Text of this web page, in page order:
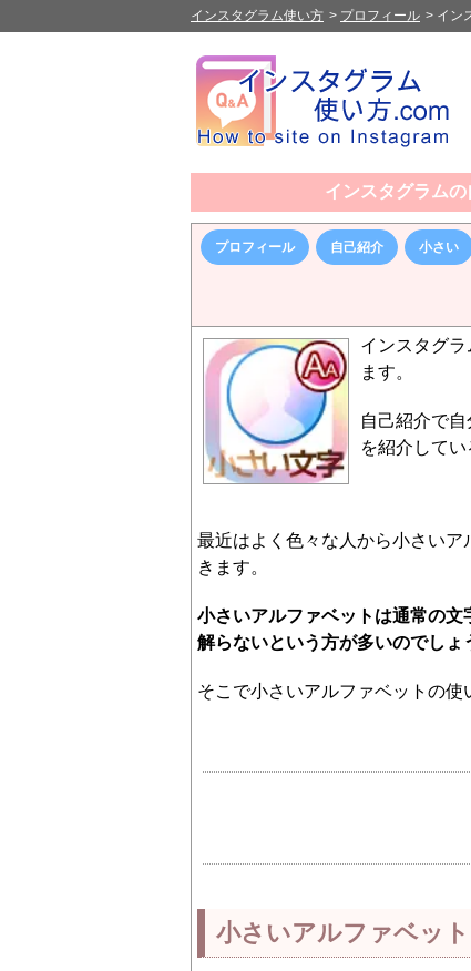
インスタグラム使い方 > プロフィール > イン
インスタグラム
プロフィール 自己紹介 小さい
インスタグ
ます。
自己紹介で
を紹介してい
最近はよく色々な人から小さい
きます。
小さいアルファベットは通常の
解らないという方が多いのでしょ
そこで小さいアルファベットの使
小さいアルファベッ